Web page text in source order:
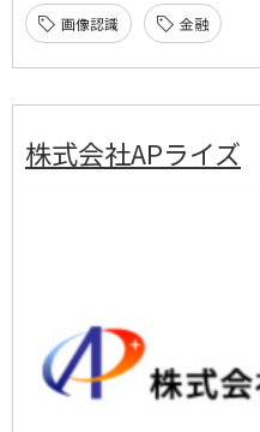
画像認識 金融
株式会社APライズ